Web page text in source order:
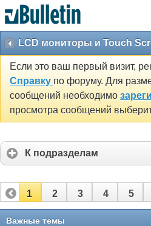
LCD мониторы и Touch
Если это ваш первый визит,
Справку по форуму. Для
сообщений необходимо
просмотра сообщений
К подразделам
1 2 3 4 5
11 12
Важные темы